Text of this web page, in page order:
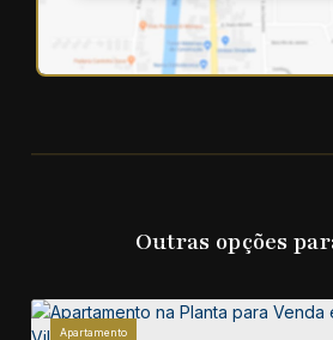
Outras opções
Apartamento